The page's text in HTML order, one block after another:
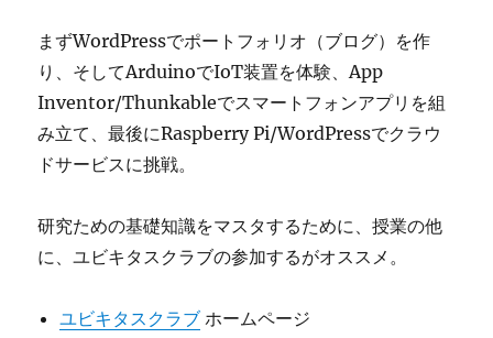
まずWordPressでポートフォリオ（ブログ）を作
り、そしてArduinoでIoT装置を体験、App
Inventor/Thunkableでスマートフォンアプリを組
み立て、最後にRaspberry Pi/WordPressでクラウ
ドサービスに挑戦。
研究ための基礎知識をマスタするために、授業の他
に、ユビキタスクラブの参加するがオススメ。
ユビキタスクラブ ホームページ